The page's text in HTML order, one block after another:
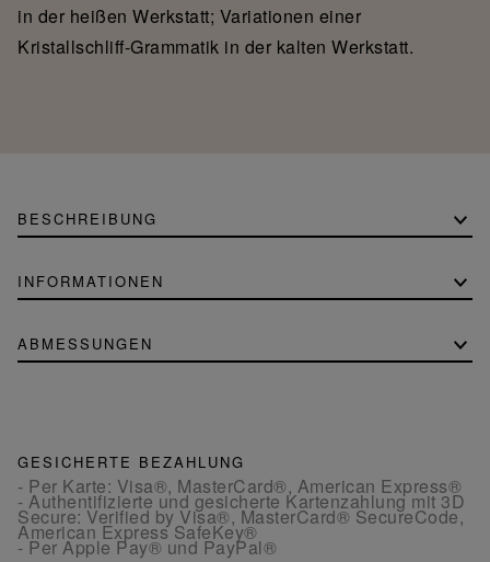
in der heißen Werkstatt; Variationen einer
Kristallschliff-Grammatik in der kalten Werkstatt.
BESCHREIBUNG
INFORMATIONEN
ABMESSUNGEN
GESICHERTE BEZAHLUNG
- Per Karte: Visa®, MasterCard®, American Express®
- Authentifizierte und gesicherte Kartenzahlung mit 3D
Secure: Verified by Visa®, MasterCard® SecureCode,
American Express SafeKey®
- Per Apple Pay® und PayPal®